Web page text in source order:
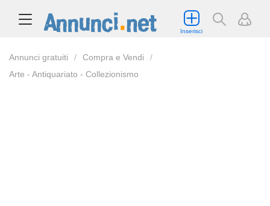
Inserisci
Annunci gratuiti
Compra e Vendi
Arte - Antiquariato - Collezionismo